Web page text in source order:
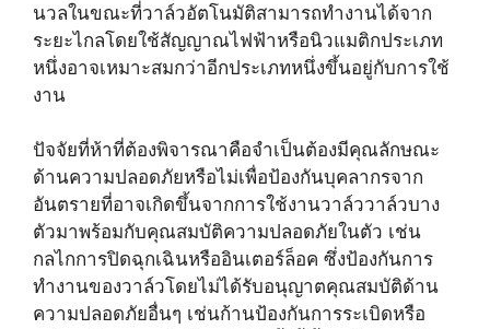
นวลในขณะที่วาล์วอัตโนมัติสามารถทำงานได้จาก
ระยะไกลโดยใช้สัญญาณไฟฟ้าหรือนิวแมติกประเภท
หนึ่งอาจเหมาะสมกว่าอีกประเภทหนึ่งขึ้นอยู่กับการใช้
งาน
ปัจจัยที่ห้าที่ต้องพิจารณาคือจำเป็นต้องมีคุณลักษณะ
ด้านความปลอดภัยหรือไม่เพื่อป้องกันบุคลากรจาก
อันตรายที่อาจเกิดขึ้นจากการใช้งานวาล์ววาล์วบาง
ตัวมาพร้อมกับคุณสมบัติความปลอดภัยในตัว เช่น
กลไกการปิดฉุกเฉินหรืออินเตอร์ล็อค ซึ่งป้องกันการ
ทำงานของวาล์วโดยไม่ได้รับอนุญาตคุณสมบัติด้าน
ความปลอดภัยอื่นๆ เช่นก้านป้องกันการระเบิดหรือ